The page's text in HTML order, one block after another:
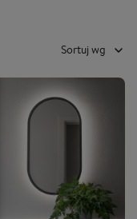
Sortuj wg